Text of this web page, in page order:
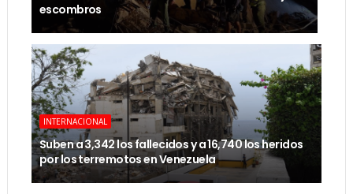
escombros
INTERNACIONAL
Suben a 3,342 los fallecidos y a 16,740 los heridos
por los terremotos en Venezuela